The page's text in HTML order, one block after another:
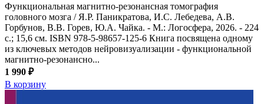
Функциональная магнитно-резонансная томография
головного мозга / Я.Р. Паникратова, И.С. Лебедева, А.В.
Горбунов, В.В. Горев, Ю.А. Чайка. - М.: Логосфера, 2026. - 224
с.; 15,6 см. ISBN 978-5-98657-125-6 Книга посвящена одному
из ключевых методов нейровизуализации - функциональной
магнитно-резонансно...
1 990 ₽
В корзину